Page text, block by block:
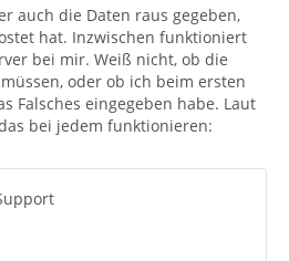
auch die Daten raus gegeben,
hat. Inzwischen funktioniert
bei mir. Weiß nicht, ob die
oder ob ich beim ersten
Falsches eingegeben habe. Laut
bei jedem funktionieren: